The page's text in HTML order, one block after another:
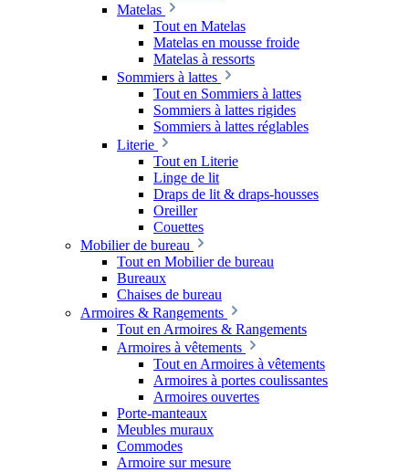
Matelas
Tout en Matelas
Matelas en mousse froide
Matelas à ressorts
Sommiers à lattes
Tout en Sommiers à lattes
Sommiers à lattes rigides
Sommiers à lattes réglables
Literie
Tout en Literie
Linge de lit
Draps de lit & draps-housses
Oreiller
Couettes
Mobilier de bureau
Tout en Mobilier de bureau
Bureaux
Chaises de bureau
Armoires & Rangements
Tout en Armoires & Rangements
Armoires à vêtements
Tout en Armoires à vêtements
Armoires à portes coulissantes
Armoires ouvertes
Porte-manteaux
Meubles muraux
Commodes
Armoire sur mesure